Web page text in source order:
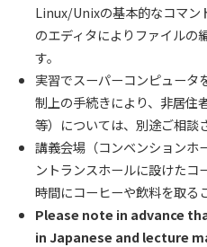
Linux/Unixの基本的なコマン
のエディタによりファイルの
す。
実習でスーパーコンピュータ
制上の手続きにより、非居住
等）については、別途ご相談
講義会場（コンベンションホ
ントランスホールに設けたコ
時間にコーヒーや飲料を取る
Please note in advance
in Japanese and lecture